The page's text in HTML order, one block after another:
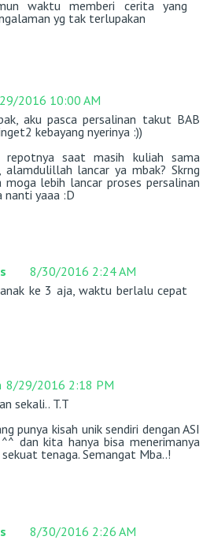
waktu memberi cerita yang
yg tak terlupakan
2016 10:00 AM
aku pasca persalinan takut BAB
kebayang nyerinya :))
repotnya saat masih kuliah sama
alamdulillah lancar ya mbak? Skrng
moga lebih lancar proses persalinan
nanti yaaa :D
8/30/2016 2:24 AM
ke 3 aja, waktu berlalu cepat
8/29/2016 2:18 PM
sekali.. T.T
punya kisah unik sendiri dengan ASI
dan kita hanya bisa menerimanya
tenaga. Semangat Mba..!
8/30/2016 2:26 AM